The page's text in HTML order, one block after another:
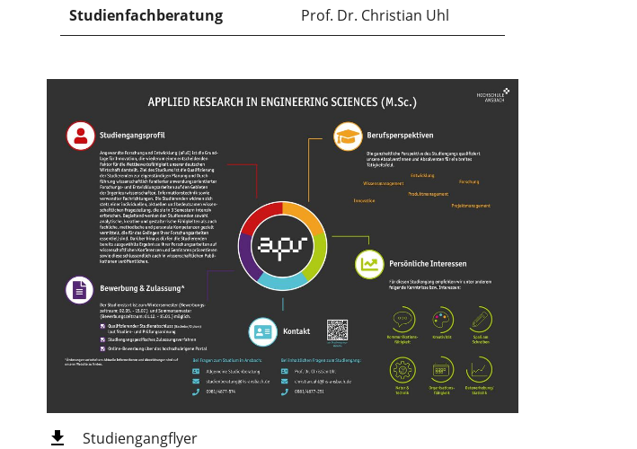
Studienfachberatung Prof. Dr. Christian Uhl
Studiengangflyer